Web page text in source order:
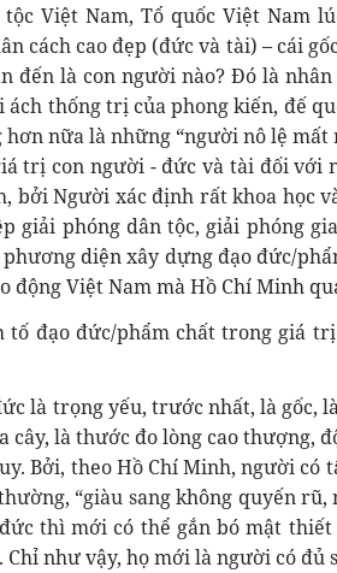
tộc Việt Nam, Tổ quốc Việt Nam
cách cao đẹp (đức và tài) – cái
đến là con người nào? Đó là
ách thống trị của phong kiến, đế
nữa là những “người nô lệ
trị con người - đức và tài đối với
bởi Người xác định rất khoa học
giải phóng dân tộc, giải phóng
diện xây dựng đạo đức/
động Việt Nam mà Hồ Chí Minh
tố đạo đức/phẩm chất trong giá
là trọng yếu, trước nhất, là gốc,
cây, là thước đo lòng cao
Bởi, theo Hồ Chí Minh, người
“giàu sang không quyến
thì mới có thể gắn bó mật
Chỉ như vậy, họ mới là người có